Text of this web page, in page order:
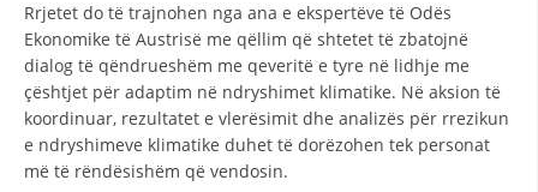
DHURIMI I GJAKUT
MENAXHIM ME VULLNETARË
KUSH JEMI NE
Rrjetet do të trajnohen nga ana e ekspertëve të Odës
Ekonomike të Austrisë me qëllim që shtetet të zbatojnë
dialog të qëndrueshëm me qeveritë e tyre në lidhje me
çështjet për adaptim në ndryshimet klimatike. Në aksion të
koordinuar, rezultatet e vlerësimit dhe analizës për rrezikun
e ndryshimeve klimatike duhet të dorëzohen tek personat
më të rëndësishëm që vendosin.